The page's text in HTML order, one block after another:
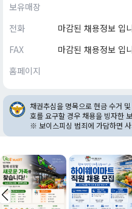
보유매장
전화
마감된 채용정보 입
FAX
마감된 채용정보 입
홈페이지
채권추심을 명목으로 현금 수거
호를 요구할 경우 채용을 빙자한
※ 보이스피싱 범죄에 가담하면